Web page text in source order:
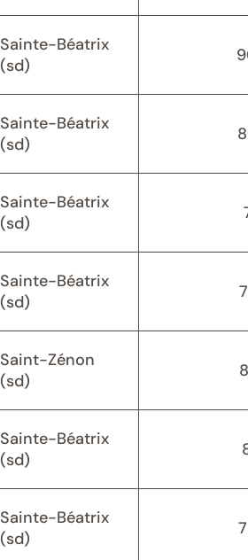
Sainte-Béatrix
(sd)
Sainte-Béatrix
(sd)
Sainte-Béatrix
(sd)
Sainte-Béatrix
(sd)
Saint-Zénon
(sd)
Sainte-Béatrix
(sd)
Sainte-Béatrix
(sd)